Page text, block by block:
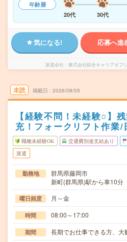
年齢層
20代
30代
気になる! 応募へ進
派遣会社 株式会社綜合キャリアオプ
未読 掲載日 2026/08/05
【経験不問！未経験○】
充！フォークリフト作業/
職種未経験OK 交通費別途支給あり
派遣
勤務地
群馬県藤岡市
新町(群馬県)駅から車10分
曜日頻度 月～金
時間 08:00～17:00
期間 長期でお仕事できる方、大